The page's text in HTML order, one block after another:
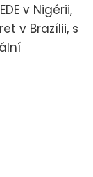
v Nigérii,
v Brazílii, s